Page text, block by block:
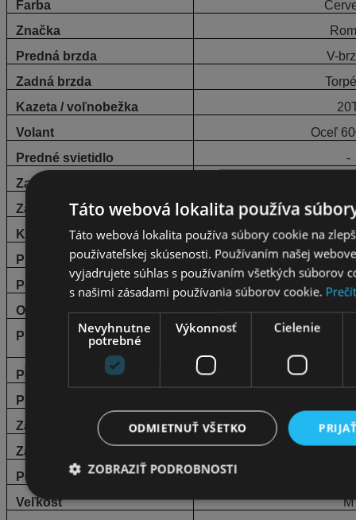
Farba
Značka
Predná brzda
V-
Zadná brzda
Kazeta / voľnobežka
Volant
Oceľ
Predné svietidlo
-
Zadné svietidlo
Zadné posúvače
-
Kľukový mechanizmus
Cyklón AL-4-
Predstavec riadenia
Pohon
1
Obruče
Hliníkové
Pneumatiky
Pedále
Predný náboj
Zadný náboj
Zadná prehadzovačka
Pohlavie
Veľkosť
M
Táto webová lokalita používa
Táto webová lokalita používa súbory cookie na
používateľskej skúsenosti. Používaním našej
vyjadrujete súhlas s používaním všetkých súborov
s našimi zásadami používania súborov cookie.
Nevyhnutne
potrebné
Výkonnosť Cielenie
ODMIETNUŤ VŠETKO
ZOBRAZIŤ PODROBNOSTI